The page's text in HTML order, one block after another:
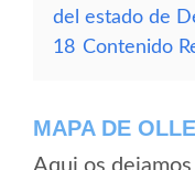
del estado de
18 Contenido
MAPA DE
Aqui os